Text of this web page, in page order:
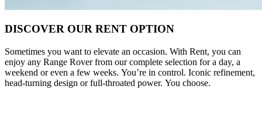
DISCOVER OUR RENT OPTION
Sometimes you want to elevate an occasion. With Rent, you can
enjoy any Range Rover from our complete selection for a day, a
weekend or even a few weeks. You’re in control. Iconic refinement,
head-turning design or full-throated power. You choose.